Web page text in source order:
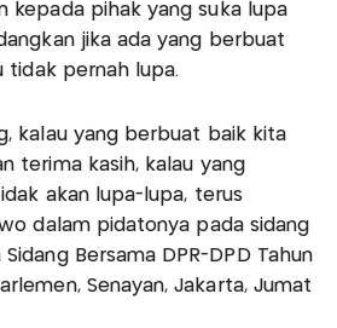
kepada pihak yang suka lupa
jika ada yang berbuat
tidak pernah lupa.
kalau yang berbuat baik kita
terima kasih, kalau yang
akan lupa-lupa, terus
dalam pidatonya pada sidang
Sidang Bersama DPR-DPD Tahun
Senayan, Jakarta, Jumat